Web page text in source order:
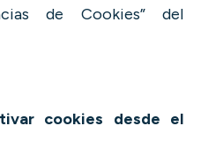
de Cookies” del
cookies desde el